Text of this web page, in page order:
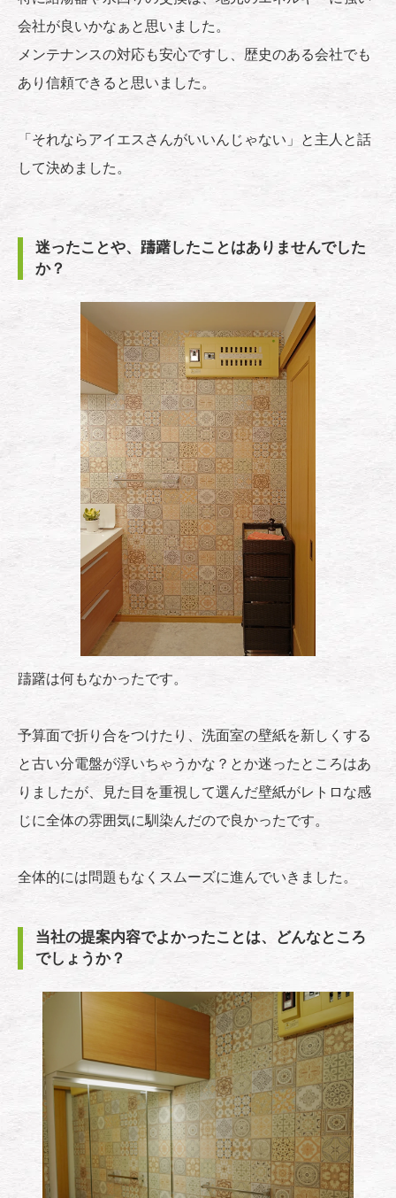
会社が良いかなぁと思いました。
メンテナンスの対応も安心ですし、歴史のある会社でも
あり信頼できると思いました。
「それならアイエスさんがいいんじゃない」と主人と話
して決めました。
迷ったことや、躊躇したことはありませんでした
か？
躊躇は何もなかったです。
予算面で折り合をつけたり、洗面室の壁紙を新しくする
と古い分電盤が浮いちゃうかな？とか迷ったところはあ
りましたが、見た目を重視して選んだ壁紙がレトロな感
じに全体の雰囲気に馴染んだので良かったです。
全体的には問題もなくスムーズに進んでいきました。
当社の提案内容でよかったことは、どんなところ
でしょうか？